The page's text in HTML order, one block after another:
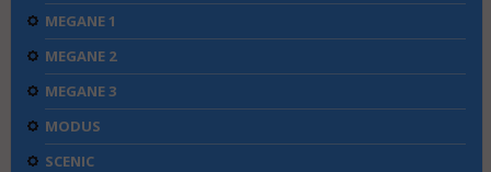
MEGANE 1
MEGANE 2
MEGANE 3
MODUS
SCENIC